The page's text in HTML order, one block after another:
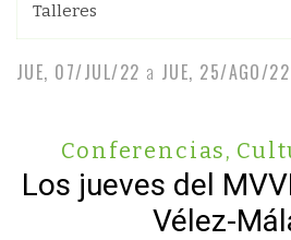
Talleres
JUE, 07/JUL/22 a JUE, 25/AGO/22
Conferencias,
Los jueves del
Vélez-